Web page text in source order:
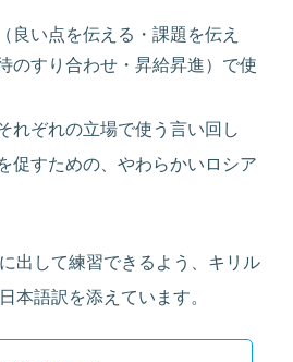
良い点を伝える・課題を伝え
のすり合わせ・昇給昇進）で使
れぞれの立場で使う言い回し
促すための、やわらかいロシア
出して練習できるよう、キリル
本語訳を添えています。